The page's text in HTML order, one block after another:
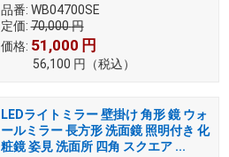
品番: WB04700SE
定価: 70,000円
価格: 51,000 円
56,100 円 （税込）
LEDライトミラー 壁掛け 角形 鏡 ウォ
ールミラー 長方形 洗面鏡 照明付き 化
粧鏡 姿見 洗面所 四角 スクエア ...